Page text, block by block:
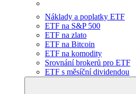
Náklady a poplatky ETF
ETF na S&P 500
ETF na zlato
ETF na Bitcoin
ETF na komodity
Srovnání brokerů pro ETF
ETF s měsíční dividendou